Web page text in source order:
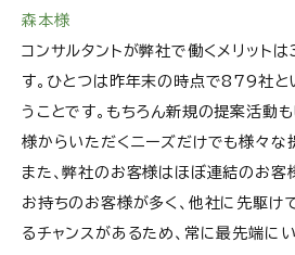
森本様
コンサルタントが弊社で働くメリット
す。ひとつは昨年末の時点で879社と
うことです。もちろん新規の提案活動
様からいただくニーズだけでも様々な
また、弊社のお客様はほぼ連結のお客
お持ちのお客様が多く、他社に先駆け
るチャンスがあるため、常に最先端にい